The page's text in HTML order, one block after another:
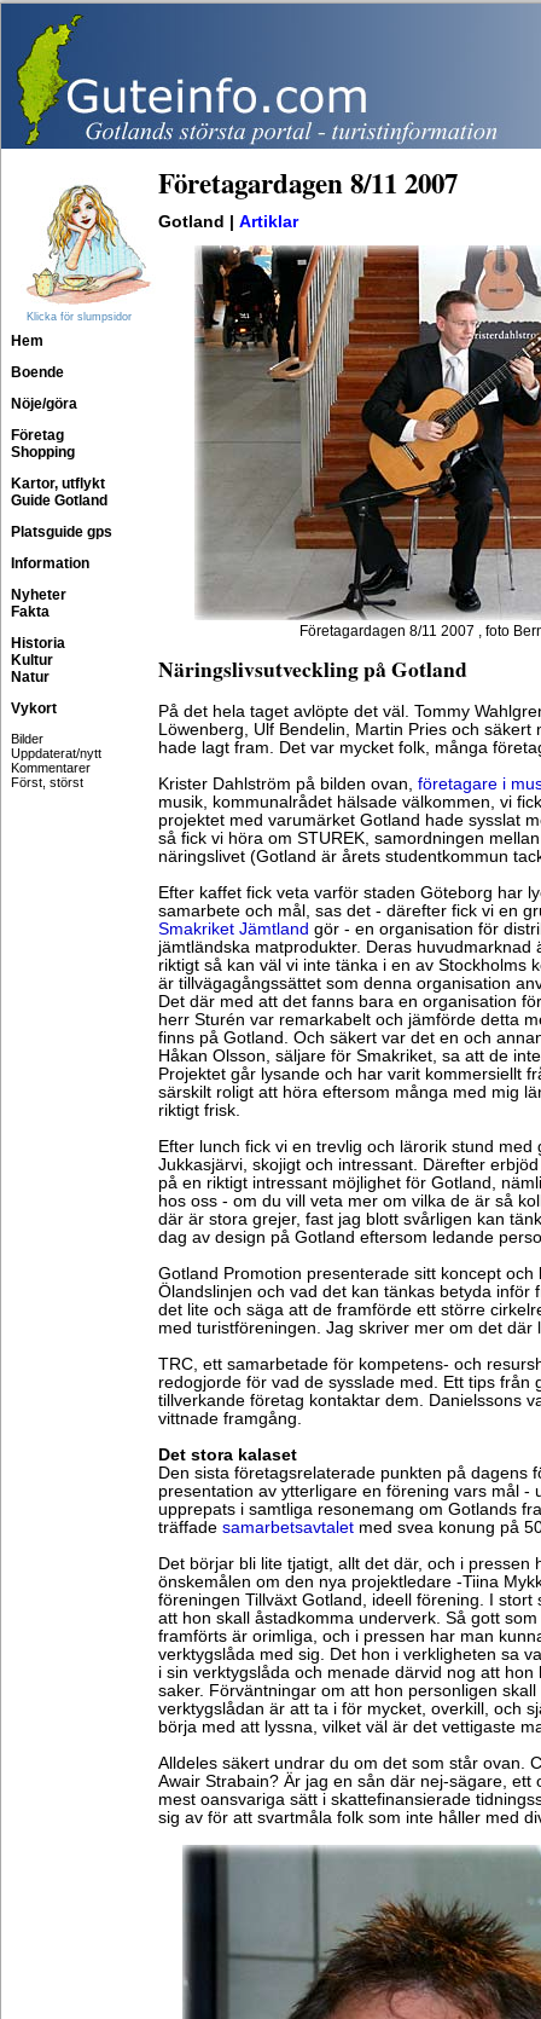
Klicka för slumpsidor
Hem
Boende
Nöje/göra
Företag
Shopping
Kartor, utflykt
Guide Gotland
Platsguide gps
Information
Nyheter
Fakta
Historia
Kultur
Natur
Vykort
Bilder
Uppdaterat/nytt
Kommentarer
Först, störst
Företagardagen 8/11 2007
Gotland | Artiklar
Företagardagen 8/11 2007 , foto
Näringslivsutveckling på Gotland
På det hela taget avlöpte det väl. Tommy
Löwenberg, Ulf Bendelin, Martin Pries och säkert
hade lagt fram. Det var mycket folk, många
Krister Dahlström på bilden ovan, företagare i
musik, kommunalrådet hälsade välkommen, vi
projektet med varumärket Gotland hade sysslat
så fick vi höra om STUREK, samordningen
näringslivet (Gotland är årets studentkommun
Efter kaffet fick veta varför staden Göteborg har
samarbete och mål, sas det - därefter fick vi en
Smakriket Jämtland gör - en organisation för
jämtländska matprodukter. Deras huvudmarknad
riktigt så kan väl vi inte tänka i en av Stockholms
är tillvägagångssättet som denna organisation
Det där med att det fanns bara en organisation
herr Sturén var remarkabelt och jämförde detta
finns på Gotland. Och säkert var det en och
Håkan Olsson, säljare för Smakriket, sa att de
Projektet går lysande och har varit kommersiellt
särskilt roligt att höra eftersom många med mig
riktigt frisk.
Efter lunch fick vi en trevlig och lärorik stund
Jukkasjärvi, skojigt och intressant. Därefter
på en riktigt intressant möjlighet för Gotland,
hos oss - om du vill veta mer om vilka de är så
där är stora grejer, fast jag blott svårligen kan
dag av design på Gotland eftersom ledande
Gotland Promotion presenterade sitt koncept och
Ölandslinjen och vad det kan tänkas betyda inför
det lite och säga att de framförde ett större
med turistföreningen. Jag skriver mer om det där
TRC, ett samarbetade för kompetens- och
redogjorde för vad de sysslade med. Ett tips från
tillverkande företag kontaktar dem. Danielssons
vittnade framgång.
Det stora kalaset
Den sista företagsrelaterade punkten på dagens
presentation av ytterligare en förening vars mål -
upprepats i samtliga resonemang om Gotlands
träffade samarbetsavtalet med svea konung på
Det börjar bli lite tjatigt, allt det där, och i pressen
önskemålen om den nya projektledare -Tiina
föreningen Tillväxt Gotland, ideell förening. I stort
att hon skall åstadkomma underverk. Så gott
framförts är orimliga, och i pressen har man
verktygslåda med sig. Det hon i verkligheten sa
i sin verktygslåda och menade därvid nog att
saker. Förväntningar om att hon personligen
verktygslådan är att ta i för mycket, overkill, och
börja med att lyssna, vilket väl är det vettigaste
Alldeles säkert undrar du om det som står ovan.
Awair Strabain? Är jag en sån där nej-sägare, ett
mest oansvariga sätt i skattefinansierade
sig av för att svartmåla folk som inte håller med